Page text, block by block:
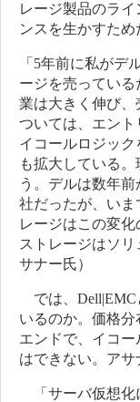
レージ製品のラ
ンスを生かすため
「5年前に私がデ
ージを売ってい
業は大きく伸び、
ついては、エン
イコールロジッ
も拡大している
う。デルは数年
社だったが、いま
レージはこの変
ストレージはソ
サナー氏）
では、Dell|EMC
いるのか。価格分
エンドで、イコ
はできない。アサ
「サーバ仮想化